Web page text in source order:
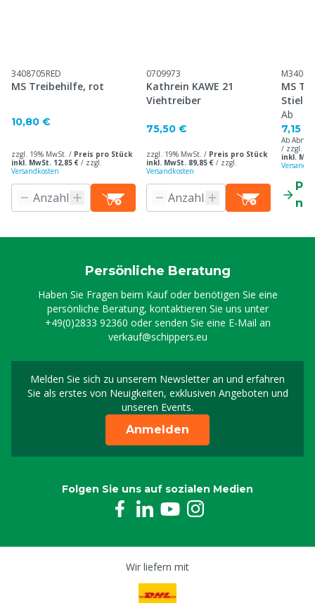
3408705RED
MS Treibehilfe, rot
10,80 €
zzgl. 19% MwSt. / Preis pro Stück
inkl. MwSt. 12,85 € / zzgl.
Versandkosten
0709973
Kathrein KAWE 21
Viehtreiber
75,50 €
zzgl. 19% MwSt. / Preis pro Stück
inkl. MwSt. 89,85 € / zzgl.
Versandkosten
MS
Stiel
Ab
7,15 €
Ab
/ zzgl.
inkl.
Persönliche Beratung
Haben Sie Fragen beim Kauf oder benötigen Sie eine
persönliche Beratung, kontaktieren Sie uns unter
+49(0)2833 92360 oder senden Sie eine E-Mail an
verkauf@schippers.eu
Melden Sie sich zu unserem Newsletter an und erfahren
Sie als erstes von Neuigkeiten, exklusiven Angeboten und
unseren Events.
Melden Sie sich für
Anmelden
Folgen Sie uns auf sozialen Medien
Wir liefern mit